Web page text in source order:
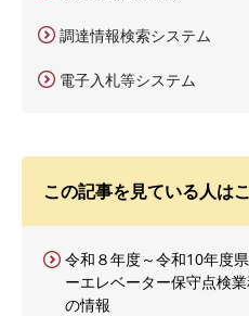
調達情報検索システム
電子入札等システム
この記事を見ている人は
令和８年度～令和10年度
ーエレベーター保守点検
の情報